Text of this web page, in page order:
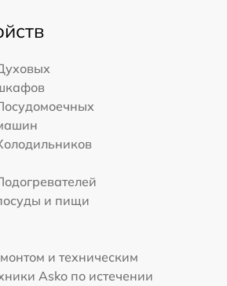
и пищи
и техническим
Asko по истечении